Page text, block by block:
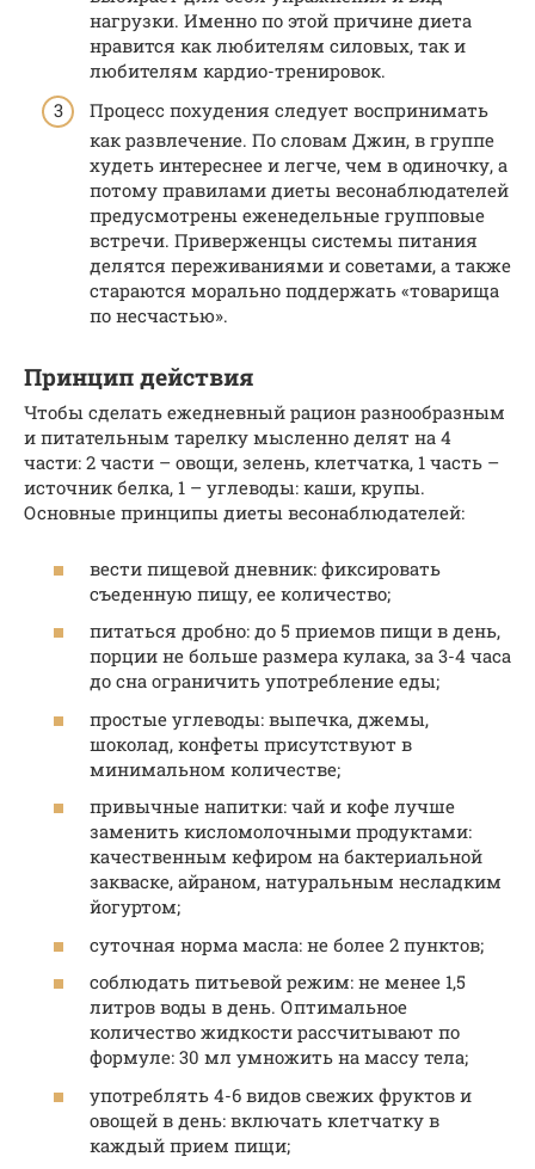
нагрузки. Именно по этой причине диета
нравится как любителям силовых, так и
любителям кардио-тренировок.
Процесс похудения следует воспринимать
как развлечение. По словам Джин, в группе
худеть интереснее и легче, чем в одиночку, а
потому правилами диеты весонаблюдателей
предусмотрены еженедельные групповые
встречи. Приверженцы системы питания
делятся переживаниями и советами, а также
стараются морально поддержать «товарища
по несчастью».
Принцип действия
Чтобы сделать ежедневный рацион разнообразным
и питательным тарелку мысленно делят на 4
части: 2 части – овощи, зелень, клетчатка, 1 часть –
источник белка, 1 – углеводы: каши, крупы.
Основные принципы диеты весонаблюдателей:
вести пищевой дневник: фиксировать
съеденную пищу, ее количество;
питаться дробно: до 5 приемов пищи в день,
порции не больше размера кулака, за 3-4 часа
до сна ограничить употребление еды;
простые углеводы: выпечка, джемы,
шоколад, конфеты присутствуют в
минимальном количестве;
привычные напитки: чай и кофе лучше
заменить кисломолочными продуктами:
качественным кефиром на бактериальной
закваске, айраном, натуральным несладким
йогуртом;
суточная норма масла: не более 2 пунктов;
соблюдать питьевой режим: не менее 1,5
литров воды в день. Оптимальное
количество жидкости рассчитывают по
формуле: 30 мл умножить на массу тела;
употреблять 4-6 видов свежих фруктов и
овощей в день: включать клетчатку в
каждый прием пищи;